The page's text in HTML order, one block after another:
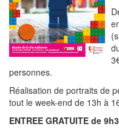
personnes.
Réalisation de portraits de
tout le week-end de 13h à
ENTREE GRATUITE de